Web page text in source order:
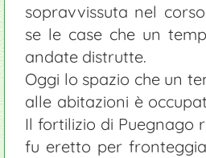
sopravvissuta nel
se le case che un
andate distrutte.
Oggi lo spazio che un
alle abitazioni è
Il fortilizio di Puegnago
fu eretto per